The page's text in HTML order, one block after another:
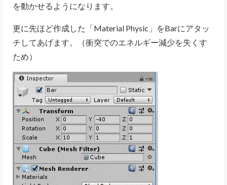
を動かせるようになります。
更に先ほど作成した「Material Physic」をBarにアタッ
チしてあげます。（衝突でのエネルギー減少を失くす
ため）